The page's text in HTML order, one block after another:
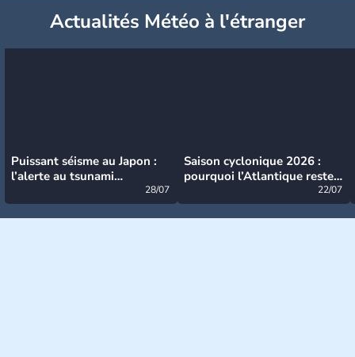
Actualités Météo à l'étranger
Puissant séisme au Japon :
l’alerte au tsunami
28/07
Saison cyclonique 2026 :
pourquoi l’Atlantique reste
22/07